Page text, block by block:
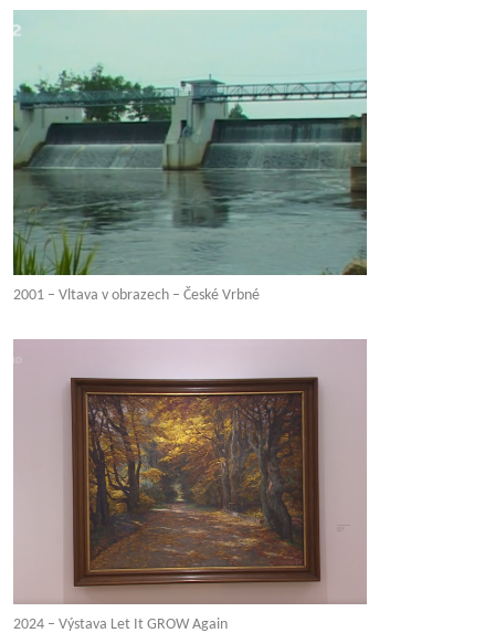
2001 – Vltava v obrazech – České Vrbné
2024 – Výstava Let It GROW Again